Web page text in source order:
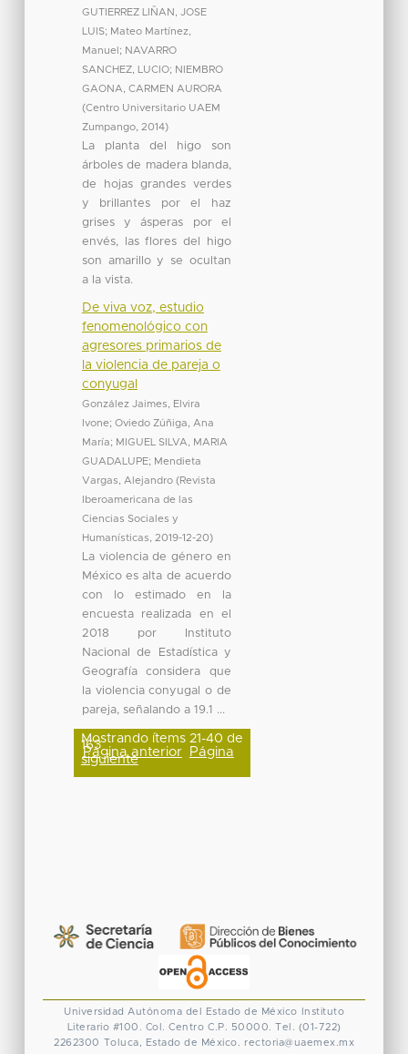
GUTIERREZ LIÑAN, JOSE
LUIS; Mateo Martínez,
Manuel ; NAVARRO
SANCHEZ, LUCIO; NIEMBRO
GAONA, CARMEN AURORA
(Centro Universitario UAEM
Zumpango, 2014)
La planta del higo son
árboles de madera blanda,
de hojas grandes verdes
y brillantes por el haz
grises y ásperas por el
envés, las flores del higo
son amarillo y se ocultan
a la vista.
De viva voz, estudio
fenomenológico con
agresores primarios de
la violencia de pareja o
conyugal
González Jaimes, Elvira
Ivone; Oviedo Zúñiga, Ana
María; MIGUEL SILVA, MARIA
GUADALUPE; Mendieta
Vargas, Alejandro (Revista
Iberoamericana de las
Ciencias Sociales y
Humanísticas
2019-12-20)
La violencia de género en
México es alta de acuerdo
con lo estimado en la
encuesta realizada en el
2018 por Instituto
Nacional de Estadística y
Geografía considera que
la violencia conyugal o de
pareja, señalando a 19.1 ...
Mostrando ítems 21-40 de
163
Página anterior Página
siguiente
Universidad Autónoma del Estado de México
Instituto
Literario #100. Col. Centro C.P. 50000. Tel. (01-722)
2262300 Toluca, Estado de México. rectoria@uaemex.mx